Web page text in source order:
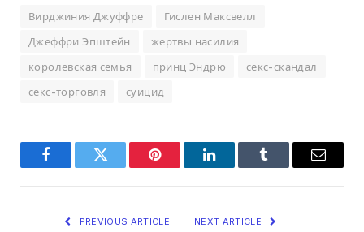
Вирджиния Джуффре
Гислен Максвелл
Джеффри Эпштейн
жертвы насилия
королевская семья
принц Эндрю
секс-скандал
секс-торговля
суицид
FacebookTwitter Pinterest LinkedInTumblr Email
PREVIOUS ARTICLE NEXT ARTICLE